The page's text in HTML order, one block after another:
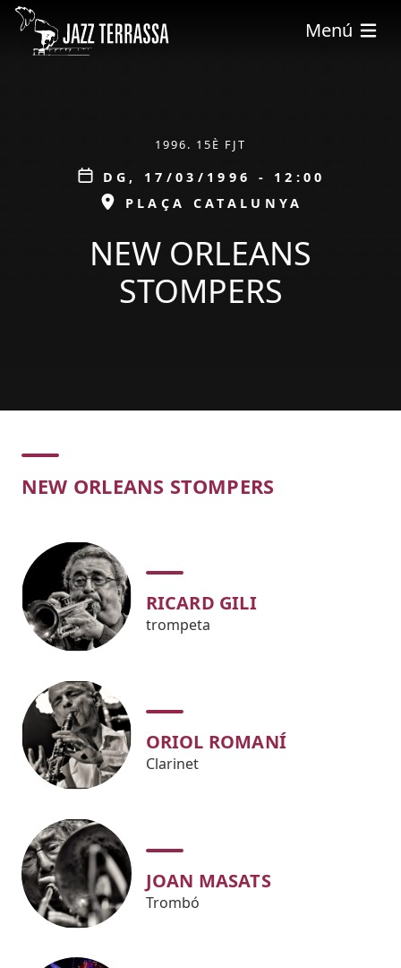
Vés al contingut
Menú
1996. 15È FJT
Data
DG, 17/03/1996 - 12:00
ESPAI
PLAÇA CATALUNYA
NEW ORLEANS
STOMPERS
Concert
NEW ORLEANS STOMPERS
RICARD GILI
trompeta
ORIOL ROMANÍ
Clarinet
JOAN MASATS
Trombó